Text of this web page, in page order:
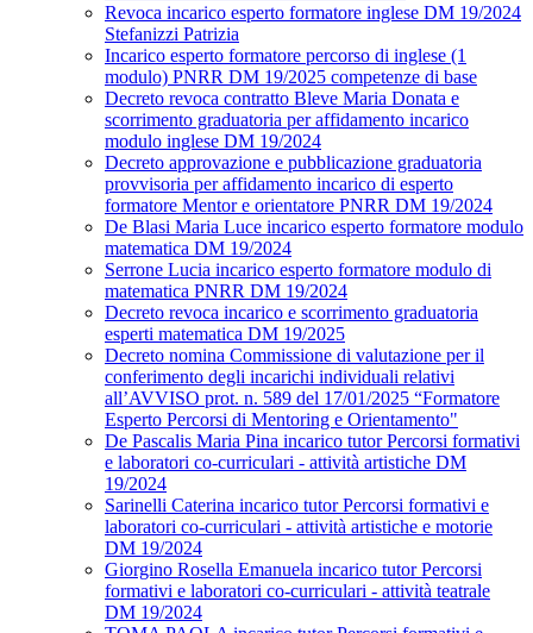
Revoca incarico esperto formatore inglese DM 19/2024
Stefanizzi Patrizia
Incarico esperto formatore percorso di inglese (1
modulo) PNRR DM 19/2025 competenze di base
Decreto revoca contratto Bleve Maria Donata e
scorrimento graduatoria per affidamento incarico
modulo inglese DM 19/2024
Decreto approvazione e pubblicazione graduatoria
provvisoria per affidamento incarico di esperto
formatore Mentor e orientatore PNRR DM 19/2024
De Blasi Maria Luce incarico esperto formatore modulo
matematica DM 19/2024
Serrone Lucia incarico esperto formatore modulo di
matematica PNRR DM 19/2024
Decreto revoca incarico e scorrimento graduatoria
esperti matematica DM 19/2025
Decreto nomina Commissione di valutazione per il
conferimento degli incarichi individuali relativi
all’AVVISO prot. n. 589 del 17/01/2025 “Formatore
Esperto Percorsi di Mentoring e Orientamento"
De Pascalis Maria Pina incarico tutor Percorsi formativi
e laboratori co-curriculari - attività artistiche DM
19/2024
Sarinelli Caterina incarico tutor Percorsi formativi e
laboratori co-curriculari - attività artistiche e motorie
DM 19/2024
Giorgino Rosella Emanuela incarico tutor Percorsi
formativi e laboratori co-curriculari - attività teatrale
DM 19/2024